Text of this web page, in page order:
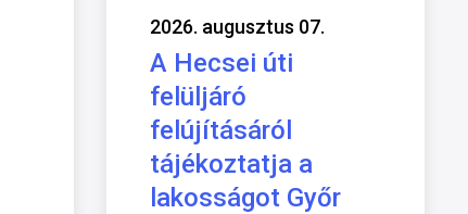
2026. augusztus 07.
A Hecsei úti
felüljáró
felújításáról
tájékoztatja a
lakosságot Győr